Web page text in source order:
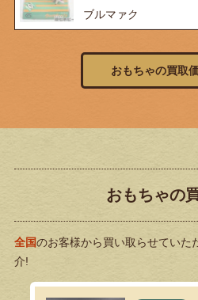
ブルマァク
おもちゃの買取
おもちゃの
全国のお客様から買い取らせていた
介!